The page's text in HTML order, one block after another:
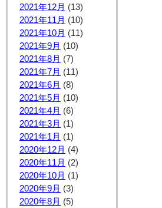
2021年12月 (13)
2021年11月 (10)
2021年10月 (11)
2021年9月 (10)
2021年8月 (7)
2021年7月 (11)
2021年6月 (8)
2021年5月 (10)
2021年4月 (6)
2021年3月 (1)
2021年1月 (1)
2020年12月 (4)
2020年11月 (2)
2020年10月 (1)
2020年9月 (3)
2020年8月 (5)